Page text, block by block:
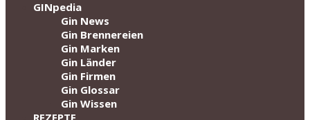
GINpedia
Gin News
Gin Brennereien
Gin Marken
Gin Länder
Gin Firmen
Gin Glossar
Gin Wissen
REZEPTE